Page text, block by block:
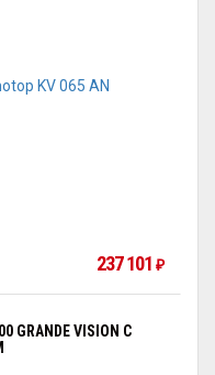
237 101 ₽
GRANDE VISION С